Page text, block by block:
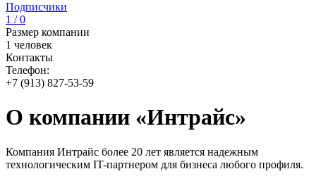
Подписчики
1 / 0
Размер компании
1 человек
Контакты
Телефон:
+7 (913) 827-53-59
О компании «Интрайс»
Компания Интрайс более 20 лет является надежным
технологическим IT-партнером для бизнеса любого профиля.